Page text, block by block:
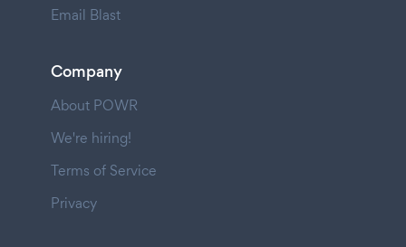
Email Blast
Company
About POWR
We're hiring!
Terms of Service
Privacy